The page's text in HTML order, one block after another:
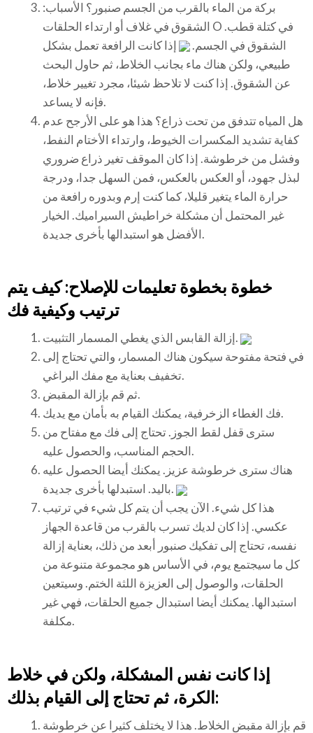
بركة من الماء بالقرب من الجسم صنبور؟ الأسباب:
الشقوق في غلاف أو ارتداء الحلقات O في كتلة قطب.
الشقوق في الجسم.
إذا كانت الرافعة تعمل بشكل
طبيعي، ولكن هناك ماء بجانب الخلاط، ثم حاول البحث
عن الشقوق. إذا كنت لا تلاحظ شيئا، مجرد تغيير خلاط،
فإنه لا يساعد.
هل المياه تتدفق من تحت ذراع؟ هذا هو على الأرجح عدم
كفاية تشديد المكسرات الخيوط، وارتداء الأختام النفط،
وفشل من خرطوشة. إذا كان الموقف تغير ذراع ضروري
لبذل جهود، أو العكس بالعكس، فمن السهل جدا، ودرجة
حرارة الماء يتغير قليلا، كما كنت إرم وبدوره رافعة من
غير المحتمل أن مشكلة خراطيش السيراميك. الخيار
الأفضل هو استبدالها بأخرى جديدة.
خطوة بخطوة تعليمات للإصلاح: كيف يتم
ترتيب وكيفية فك
إزالة القابس الذي يغطي المسمار التثبيت.
في فتحة مفتوحة سيكون هناك المسمار، والتي تحتاج إلى
تخفيف بعناية مع مفك البراغي.
ثم قم بإزالة المقبض.
فك الغطاء الزخرفية، يمكنك القيام به بأمان مع يديك.
سترى قفل لقط الجوز. تحتاج إلى فك مع مفتاح من
الحجم المناسب، والحصول عليه.
هناك سترى خرطوشة عزيز. يمكنك أيضا الحصول عليه
باليد. استبدلها بأخرى جديدة.
هذا كل شيء. الآن يجب أن يتم كل شيء في ترتيب
عكسي. إذا كان لديك تسرب بالقرب من قاعدة الجهاز
نفسه، تحتاج إلى تفكيك صنبور أبعد من ذلك، بعناية إزالة
كل ما سيجتمع يوم، في الأساس هو مجموعة متنوعة من
الحلقات، والوصول إلى العزيزة اللثة الختم. وسيتعين
استبدالها. يمكنك أيضا استبدال جميع الحلقات، فهي غير
مكلفة.
إذا كانت نفس المشكلة، ولكن في خلاط
الكرة، ثم تحتاج إلى القيام بذلك:
قم بإزالة مقبض الخلاط. هذا لا يختلف كثيرا عن خرطوشة